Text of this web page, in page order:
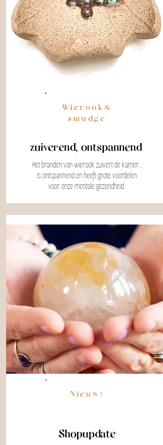
Wierook&
smudge
zuiverend, ontspannend
Het branden van wierook zuivert de kamer ,
is ontspannend en heeft grote voordelen
voor onze mentale gezondheid.
Nieuw!
Shopupdate